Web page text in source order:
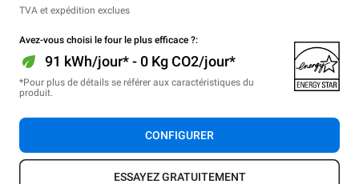
TVA et expédition exclues
Avez-vous choisi le four le plus efficace ?:
91 kWh/jour* - 0 Kg CO2/jour*
*Pour plus de détails se référer aux caractéristiques du
produit.
CONFIGURER
ESSAYEZ GRATUITEMENT